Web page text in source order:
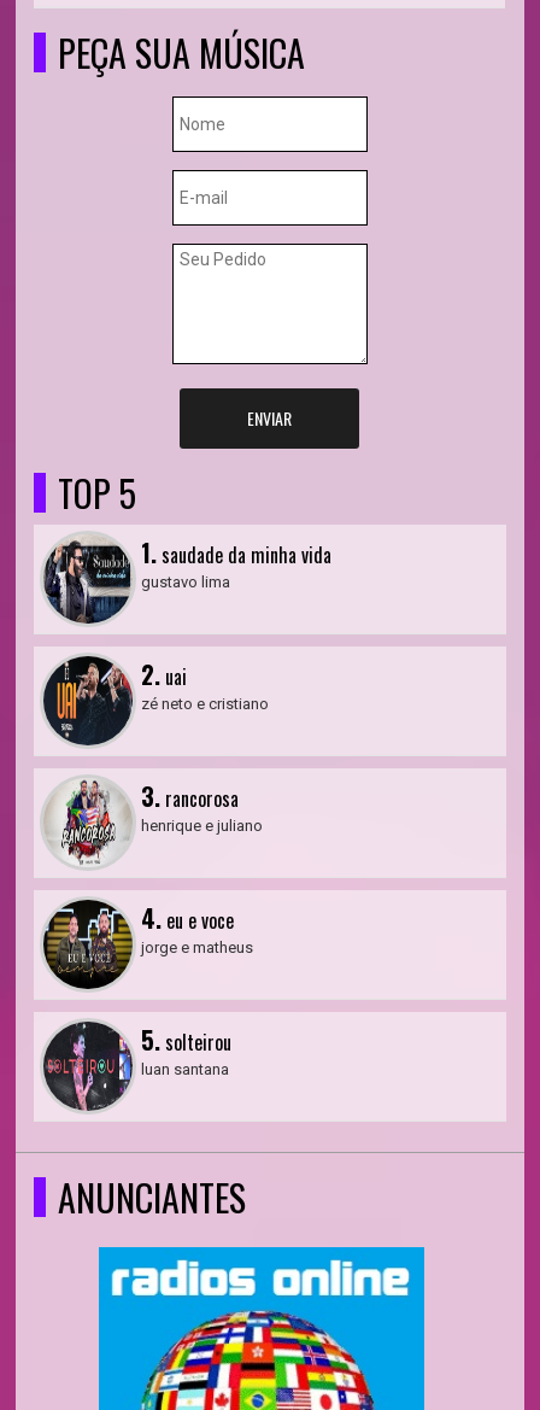
PEÇA SUA MÚSICA
ENVIAR
TOP 5
1.saudade da minha vida
gustavo lima
2. uai
zé neto e cristiano
3. rancorosa
henrique e juliano
4. eu e voce
jorge e matheus
5.solteirou
luan santana
ANUNCIANTES